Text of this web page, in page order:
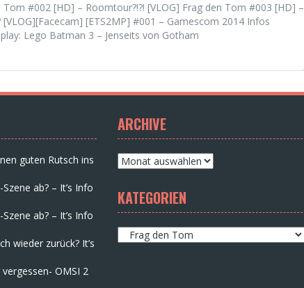
Tom #002 [HD] – Roomtour?!?! [VLOG] Frag den Tom #003 [HD] –
[ETS2MP] #001 – Gamescom 2014 Infos
Lego Batman 3 – Jenseits von Gotham
guten Rutsch ins
ab? – It’s Info
ab? – It’s Info
wieder zurück? It’s
OMSI 2
ARCHIVE
Archive
KATEGORIEN
Kategorien